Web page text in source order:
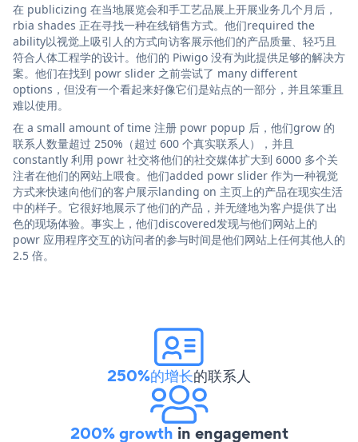
在 publicizing 在当地展览会和手工艺品展上开展业务几个月后，
rbia shades 正在寻找一种在线销售方式。他们required the
ability以视觉上吸引人的方式向访客展示他们的产品质量、轻巧且
符合人体工程学的设计。他们的 Piwigo 没有为此提供足够的解决方
案。他们在找到 powr slider 之前尝试了 many different
options，但没有一个看起来好像它们是站点的一部分，并且笨重且
难以使用。
在 a small amount of time 注册 powr popup 后，他们grow 的
联系人数量超过 250%（超过 600 个真实联系人），并且
constantly 利用 powr 社交将他们的社交媒体扩大到 6000 多个关
注者在他们的网站上喂食。他们added powr slider 作为一种视觉
方式来快速向他们的客户展示landing on 主页上的产品在现实生活
中的样子。它很好地展示了他们的产品，并无缝地为客户提供了出
色的现场体验。事实上，他们discovered发现与他们网站上的
powr 应用程序交互的访问者的参与时间是他们网站上任何其他人的
2.5 倍。
250%的增长的联系人
200% growth in engagement